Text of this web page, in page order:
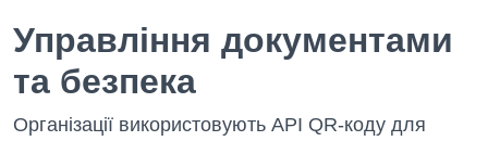
Управління документами
та безпека
Організації використовують API QR-коду для